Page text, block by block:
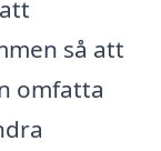
så att
omfatta